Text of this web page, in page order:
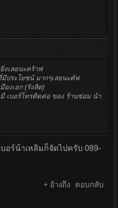
งเลยนะคร้าฟ
ประโยชน์ มากๆเลยนะคัฟ
องเอก (รังสิต)
เบอร์โทรติดต่อ ของ ร้านซ่อม น้า
อร์น้าเหลิมก็จัดไปครับ 089-
+ อ้างถึง ตอบกลับ